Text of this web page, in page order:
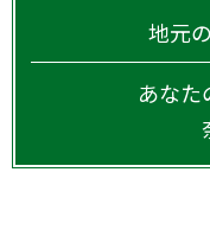
地元
あな